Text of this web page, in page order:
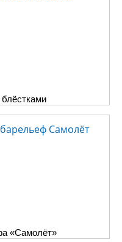
«Самолёт»